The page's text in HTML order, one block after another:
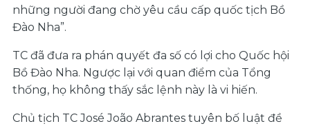
những người đang chờ yêu cầu cấp quốc tịch Bồ
Đào Nha”.
TC đã đưa ra phán quyết đa số có lợi cho Quốc hội
Bồ Đào Nha. Ngược lại với quan điểm của Tổng
thống, họ không thấy sắc lệnh này là vi hiến.
Chủ tịch TC José João Abrantes tuyên bố luật đề